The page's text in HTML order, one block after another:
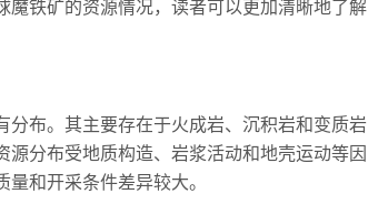
铁矿的资源情况，读者可以更加清晰地了解
布。其主要存在于火成岩、沉积岩和变质岩
分布受地质构造、岩浆活动和地壳运动等因
和开采条件差异较大。